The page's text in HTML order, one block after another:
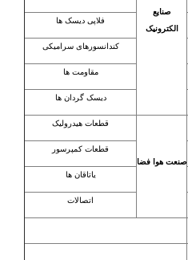
صنایع
الکترونیک
فلاپی دیسک ها
کندانسورهای سرامیکی
مقاومت ها
دیسک گردان ها
صنعت هوا فضا
قطعات هیدرولیک
قطعات کمپرسور
یاتاقان ها
اتصالات